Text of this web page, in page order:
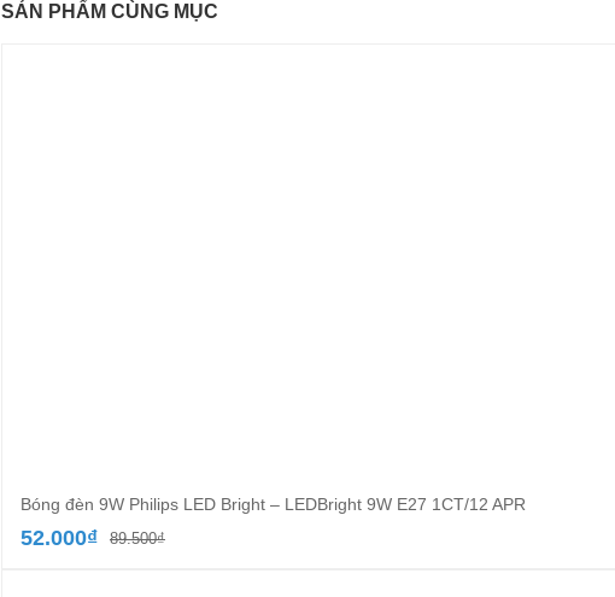
SẢN PHẨM CÙNG MỤC
Bóng đèn 9W Philips LED Bright – LEDBright 9W E27 1CT/12 APR
89.500₫Giá
52.000₫
Giá